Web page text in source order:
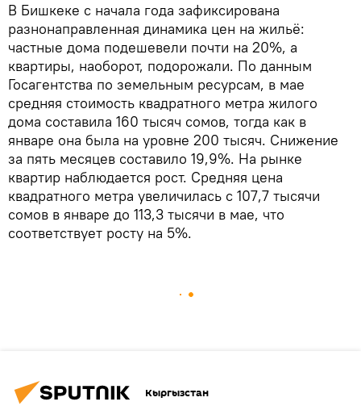
В Бишкеке с начала года зафиксирована
разнонаправленная динамика цен на жильё:
частные дома подешевели почти на 20%, а
квартиры, наоборот, подорожали. По данным
Госагентства по земельным ресурсам, в мае
средняя стоимость квадратного метра жилого
дома составила 160 тысяч сомов, тогда как в
январе она была на уровне 200 тысяч. Снижение
за пять месяцев составило 19,9%. На рынке
квартир наблюдается рост. Средняя цена
квадратного метра увеличилась с 107,7 тысячи
сомов в январе до 113,3 тысячи в мае, что
соответствует росту на 5%.
Кыргызстан